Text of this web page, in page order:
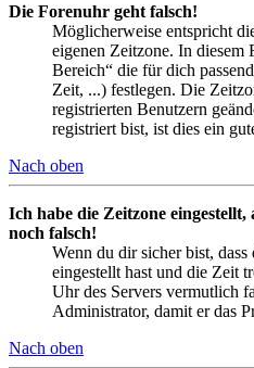
Die Forenuhr geht falsch!
Möglicherweise entspricht
eigenen Zeitzone. In diesem
Bereich“ die für dich
Zeit, ...) festlegen. Die
registrierten Benutzern
registriert bist, ist dies ein
Nach oben
Ich habe die Zeitzone
noch falsch!
Wenn du dir sicher bist,
eingestellt hast und die Zeit
Uhr des Servers vermutlich
Administrator, damit er das
Nach oben